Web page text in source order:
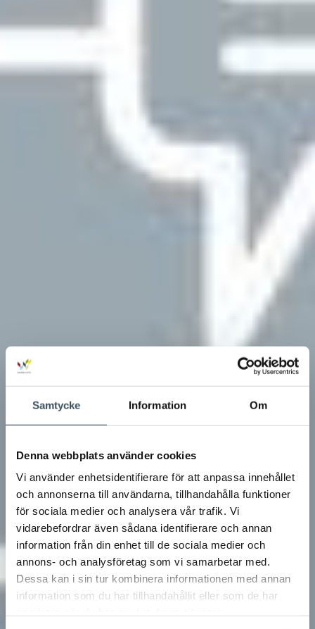
Samtycke Information Om
Denna webbplats använder cookies
Vi använder enhetsidentifierare för att anpassa innehållet
och annonserna till användarna, tillhandahålla funktioner
för sociala medier och analysera vår trafik. Vi
vidarebefordrar även sådana identifierare och annan
information från din enhet till de sociala medier och
annons- och analysföretag som vi samarbetar med.
Dessa kan i sin tur kombinera informationen med annan
information som du har tillhandahållit eller som de har